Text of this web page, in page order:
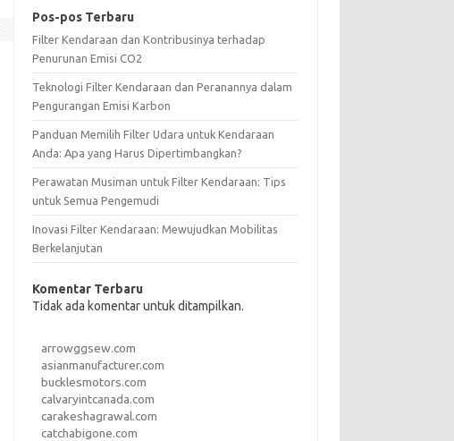
Pos-pos Terbaru
Filter Kendaraan dan Kontribusinya terhadap
Penurunan Emisi CO2
Teknologi Filter Kendaraan dan Peranannya dalam
Pengurangan Emisi Karbon
Panduan Memilih Filter Udara untuk Kendaraan
Anda: Apa yang Harus Dipertimbangkan?
Perawatan Musiman untuk Filter Kendaraan: Tips
untuk Semua Pengemudi
Inovasi Filter Kendaraan: Mewujudkan Mobilitas
Berkelanjutan
Komentar Terbaru
Tidak ada komentar untuk ditampilkan.
arrowggsew.com
asianmanufacturer.com
bucklesmotors.com
calvaryintcanada.com
carakeshagrawal.com
catchabigone.com